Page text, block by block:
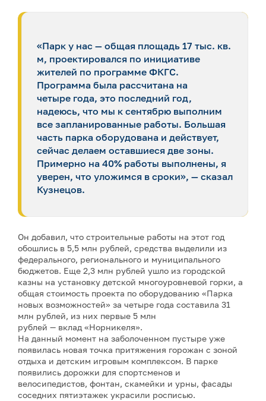
«Парк у нас — общая площадь 17 тыс. кв.
м, проектировался по инициативе
жителей по программе ФКГС.
Программа была рассчитана на
четыре года, это последний год,
надеюсь, что мы к сентябрю выполним
все запланированные работы. Большая
часть парка оборудована и действует,
сейчас делаем оставшиеся две зоны.
Примерно на 40% работы выполнены, я
уверен, что уложимся в сроки», — сказал
Кузнецов.
Он добавил, что строительные работы на этот год
обошлись в 5,5 млн рублей, средства выделили из
федерального, регионального и муниципального
бюджетов. Еще 2,3 млн рублей ушло из городской
казны на установку детской многоуровневой горки, а
общая стоимость проекта по оборудованию «Парка
новых возможностей» за четыре года составила 31
млн рублей, из них первые 5 млн
рублей — вклад «Норникеля».
На данный момент на заболоченном пустыре уже
появилась новая точка притяжения горожан с зоной
отдыха и детским игровым комплексом. В парке
появились дорожки для спортсменов и
велосипедистов, фонтан, скамейки и урны, фасады
соседних пятиэтажек украсили росписью.